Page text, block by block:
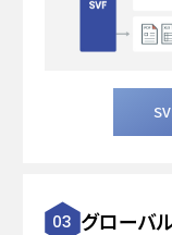
03 グローバ